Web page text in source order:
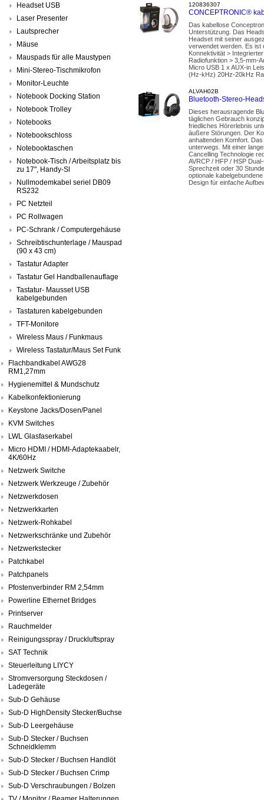
Headset USB
Laser Presenter
Lautsprecher
Mäuse
Mauspads für alle Maustypen
Mini-Stereo-Tischmikrofon
Monitor-Leuchte
Notebook Docking Station
Notebook Trolley
Notebooks
Notebookschloss
Notebooktaschen
Notebook-Tisch / Arbeitsplatz bis
zu 17", Handy-Sl
Nullmodemkabel seriel DB09
RS232
PC Netzteil
PC Rollwagen
PC-Schrank / Computergehäuse
Schreibtischunterlage / Mauspad
(90 x 43 cm)
Tastatur Adapter
Tastatur Gel Handballenauflage
Tastatur- Mausset USB
kabelgebunden
Tastaturen kabelgebunden
TFT-Monitore
Wireless Maus / Funkmaus
Wireless Tastatur/Maus Set Funk
Flachbandkabel AWG28
RM1,27mm
Hygienemittel & Mundschutz
Kabelkonfektionierung
Keystone Jacks/Dosen/Panel
KVM Switches
LWL Glasfaserkabel
Micro HDMI / HDMI-Adaptekaabelr,
4K/60Hz
Netzwerk Switche
Netzwerk Werkzeuge / Zubehör
Netzwerkdosen
Netzwerkkarten
Netzwerk-Rohkabel
Netzwerkschränke und Zubehör
Netzwerkstecker
Patchkabel
Patchpanels
Pfostenverbinder RM 2,54mm
Powerline Ethernet Bridges
Printserver
Rauchmelder
Reinigungsspray / Druckluftspray
SAT Technik
Steuerleitung LIYCY
Stromversorgung Steckdosen /
Ladegeräte
Sub-D Gehäuse
Sub-D HighDensity Stecker/Buchse
Sub-D Leergehäuse
Sub-D Stecker / Buchsen
Schneidklemm
Sub-D Stecker / Buchsen Handlöt
Sub-D Stecker / Buchsen Crimp
Sub-D Verschraubungen / Bolzen
120836307
CONCEPTRONIC®
Das kabellose
Unterstützung. Das
Headset mit seiner
verwendet werden. Es ist
Konnektivität >
Radiofunktion > 3,5-mm-
Micro USB 1 x AUX-in
(Hz-kHz) 20Hz-20kHz
ALVAH02B
Bluetooth-Stereo-
Dieses herausragende
täglichen Gebrauch
friedliches Hörerlebnis
äußere Störungen. Der
anhaltenden Komfort.
unterwegs. Mit einer
Cancelling Technologie
AVRCP / HFP / HSP
Sprechzeit oder 30
optionale
Design für einfache